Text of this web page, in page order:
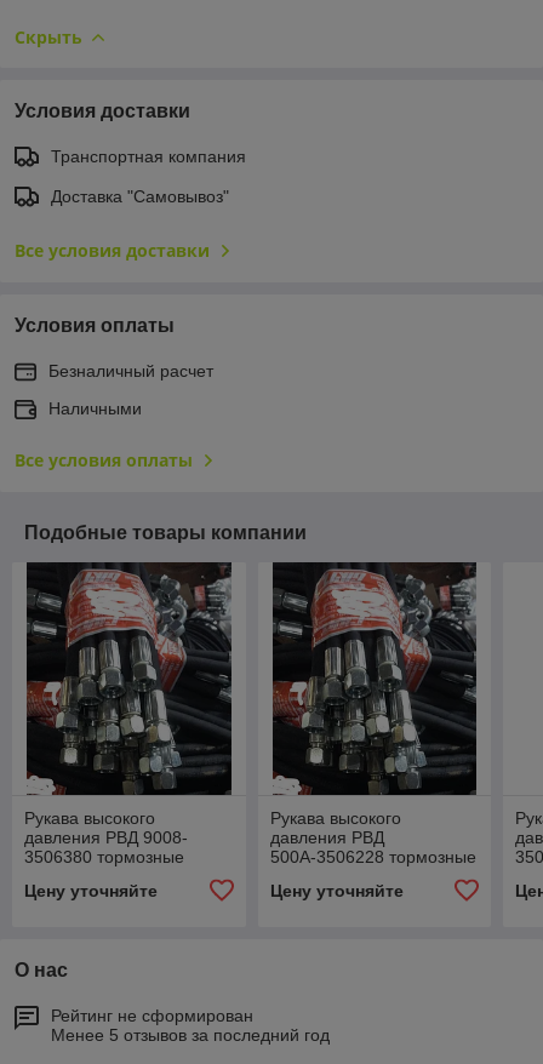
Скрыть
Условия доставки
Транспортная компания
Доставка "Самовывоз"
Все условия доставки
Условия оплаты
Безналичный расчет
Наличными
Все условия оплаты
Подобные товары компании
Рукава высокого
давления РВД 9008-
3506380 тормозные
шланг подключения
Цену уточняйте
Рукава высокого
давления РВД
500А-3506228 тормозные
шланги МАЗ L=345 шланг
компрессора
Цену уточняйте
от
О нас
Рейтинг не сформирован
Менее 5 отзывов за последний год